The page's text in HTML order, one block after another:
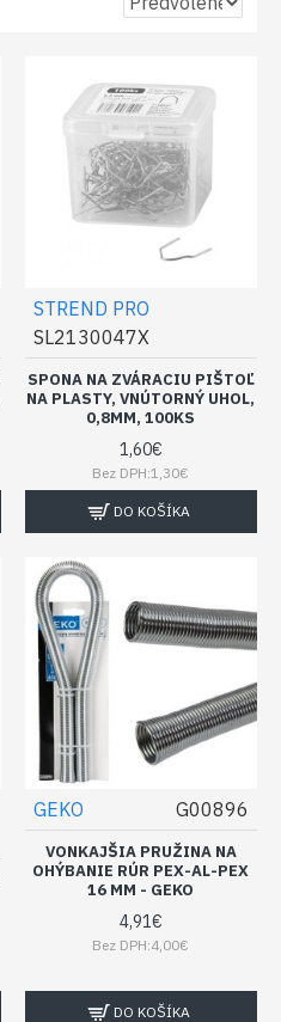
STREND PRO
SL2130047X
SPONA NA ZVÁRACIU PIŠTOĽ
NA PLASTY, VNÚTORNÝ UHOL,
0,8MM, 100KS
1,60€
Bez DPH:1,30€
DO KOŠÍKA
GEKO G00896
VONKAJŠIA PRUŽINA NA
OHÝBANIE RÚR PEX-AL-PEX
16 MM - GEKO
4,91€
Bez DPH:4,00€
DO KOŠÍKA